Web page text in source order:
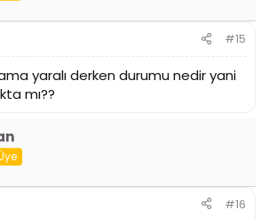
#15
yaralı derken durumu nedir yani
mı??
#16